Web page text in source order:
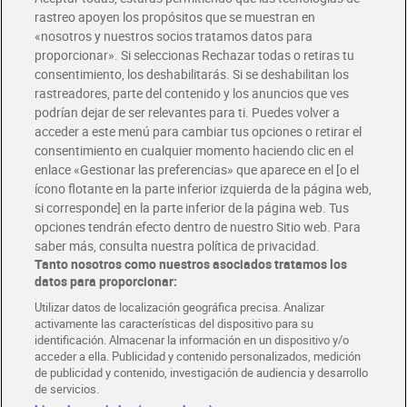
Glovo y Uber Eats
Solicita tu factura de Glovo o Uber Eats
Únete al CLUB Dia
Disfruta las ventajas y ofertas exclusivas.
Descárgate la APP Dia
Folletos y Tiendas
Descubre las mejores ofertas y busca tu tienda más cercana
Tarjeta MaX Dia
Te devuelve hasta 8€/mes de tus compras.
¡Solicita tu tarjeta de crédito aquí!
COMER MEJOR CADA DIA
COLABORA CON DIA ABRE TU TIENDA DIA CORPORATE
rastreo apoyen los propósitos que se muestran en
«nosotros y nuestros socios tratamos datos para
proporcionar». Si seleccionas Rechazar todas o retiras tu
consentimiento, los deshabilitarás. Si se deshabilitan los
rastreadores, parte del contenido y los anuncios que ves
podrían dejar de ser relevantes para ti. Puedes volver a
acceder a este menú para cambiar tus opciones o retirar el
consentimiento en cualquier momento haciendo clic en el
enlace «Gestionar las preferencias» que aparece en el [o el
ícono flotante en la parte inferior izquierda de la página web,
si corresponde] en la parte inferior de la página web. Tus
opciones tendrán efecto dentro de nuestro Sitio web. Para
saber más, consulta nuestra política de privacidad.
Tanto nosotros como nuestros asociados tratamos los
datos para proporcionar:
Utilizar datos de localización geográfica precisa. Analizar
activamente las características del dispositivo para su
identificación. Almacenar la información en un dispositivo y/o
acceder a ella. Publicidad y contenido personalizados, medición
de publicidad y contenido, investigación de audiencia y desarrollo
de servicios.